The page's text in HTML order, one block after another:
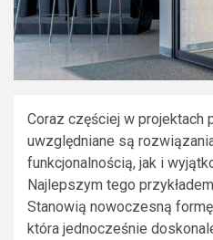
Coraz częściej w projektach
uwzględniane są
funkcjonalnością, jak i
Najlepszym tego
Stanowią nowoczesną
która jednocześnie